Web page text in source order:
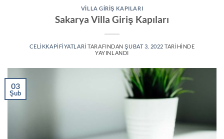
VILLA GIRIŞ KAPILARI
Sakarya Villa Giriş Kapıları
CELIKKAPIFIYATLARI TARAFINDAN ŞUBAT 3, 2022 TARIHINDE
YAYINLANDI
03
Şub